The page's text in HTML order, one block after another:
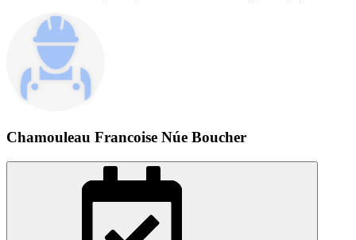
Chamouleau Francoise Núe Boucher